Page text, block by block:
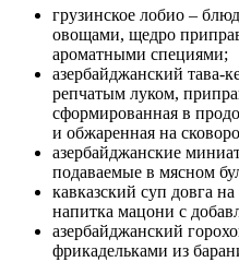
грузинское лобио –
овощами, щедро
ароматными специями;
азербайджанский тава-
репчатым луком,
сформированная в
и обжаренная на
азербайджанские
подаваемые в мясном
кавказский суп довга
напитка мацони с
азербайджанский
фрикадельками из